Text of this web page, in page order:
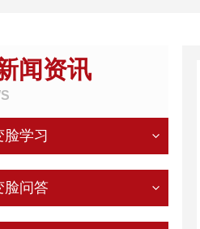
闻资讯
脸学习
脸问答